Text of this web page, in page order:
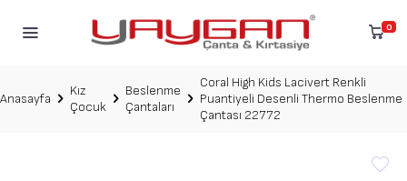
0
Anasayfa
Kız
Çocuk
Beslenme
Çantaları
Coral High Kids Lacivert Renkli
Puantiyeli Desenli Thermo Beslenme
Çantası 22772